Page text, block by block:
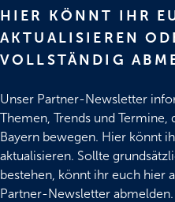
HIER KÖNNT IHR
AKTUALISIEREN
VOLLSTÄNDIG
Unser Partner-Newsletter
Themen, Trends und Termine,
Bayern bewegen. Hier könnt
aktualisieren. Sollte
bestehen, könnt ihr euch hier
Partner-Newsletter abmelden.